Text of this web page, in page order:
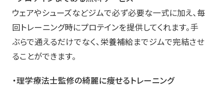
ウェアやシューズなどジムで必ず必要な一式に加え、毎
回トレーニング時にプロテインを提供してくれます。手
ぶらで通えるだけでなく、栄養補給までジムで完結させ
ることができます。
・理学療法士監修の綺麗に痩せるトレーニング